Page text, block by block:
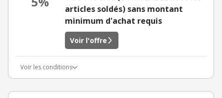
articles soldés) sans montant
minimum d'achat requis
Voir l'offre
Voir les conditions